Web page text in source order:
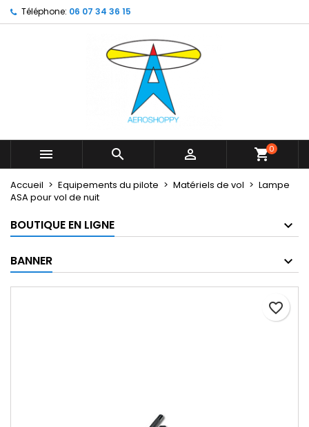
Téléphone: 06 07 34 36 15
   shopping_cart0
Accueil Equipements du pilote Matériels de vol
Lampe
ASA pour vol de nuit
BOUTIQUE EN LIGNE
BANNER
favorite_border
My wishlists ×
Create new list
Créer une liste d'envies ×
Nom de la liste d'envies
Connexion ×
Vous devez être connecté pour ajouter des produits
Annuler